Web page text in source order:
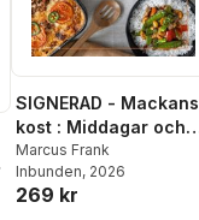
SIGNERAD - Mackans
kost : Middagar och
matlådor
Marcus Frank
Inbunden, 2026
269 kr